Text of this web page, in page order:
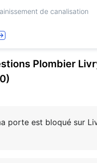
de canalisation
Plombier
porte est bloqué sur